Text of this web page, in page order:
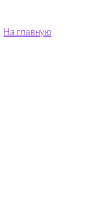
На главную